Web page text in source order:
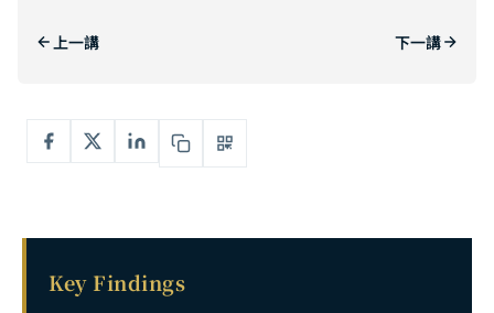
5 生成對抗網路完全指南：從零和博弈到 StyleGAN，掌握 AI 生成的對抗之道
7
上一講 下一講
Key Findings